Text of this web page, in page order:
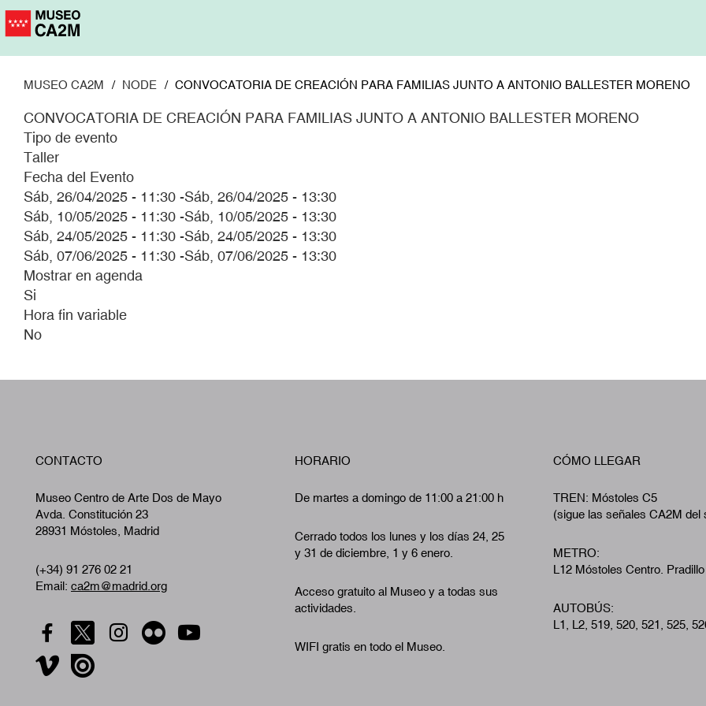
Pasar
MUSEO CA2M NODE CONVOCATORIA DE CREACIÓN PARA FAMILIAS JUNTO A ANTONIO BALLESTER MORENO
CONVOCATORIA DE CREACIÓN PARA FAMILIAS JUNTO A ANTONIO BALLESTER MORENO
Tipo de evento
Taller
Fecha del Evento
Sáb, 26/04/2025 - 11:30 -Sáb, 26/04/2025 - 13:30
Sáb, 10/05/2025 - 11:30 -Sáb, 10/05/2025 - 13:30
Sáb, 24/05/2025 - 11:30 -Sáb, 24/05/2025 - 13:30
Sáb, 07/06/2025 - 11:30 -Sáb, 07/06/2025 - 13:30
Mostrar en agenda
Si
Hora fin variable
No
CONTACTO
Museo Centro de Arte Dos de Mayo
Avda. Constitución 23
28931 Móstoles, Madrid
(+34) 91 276 02 21
Email: ca2m@madrid.org
HORARIO
De martes a domingo de 11:00 a 21:00 h
Cerrado todos los lunes y los días 24, 25
y 31 de diciembre, 1 y 6 enero.
Acceso gratuito al Museo y a todas sus
actividades.
WIFI gratis en todo el Museo.
CÓMO LLEGAR
TREN: Móstoles C5
(sigue las señales CA2M del
METRO:
L12 Móstoles Centro. Pradillo
AUTOBÚS:
L1, L2, 519, 520, 521, 525,